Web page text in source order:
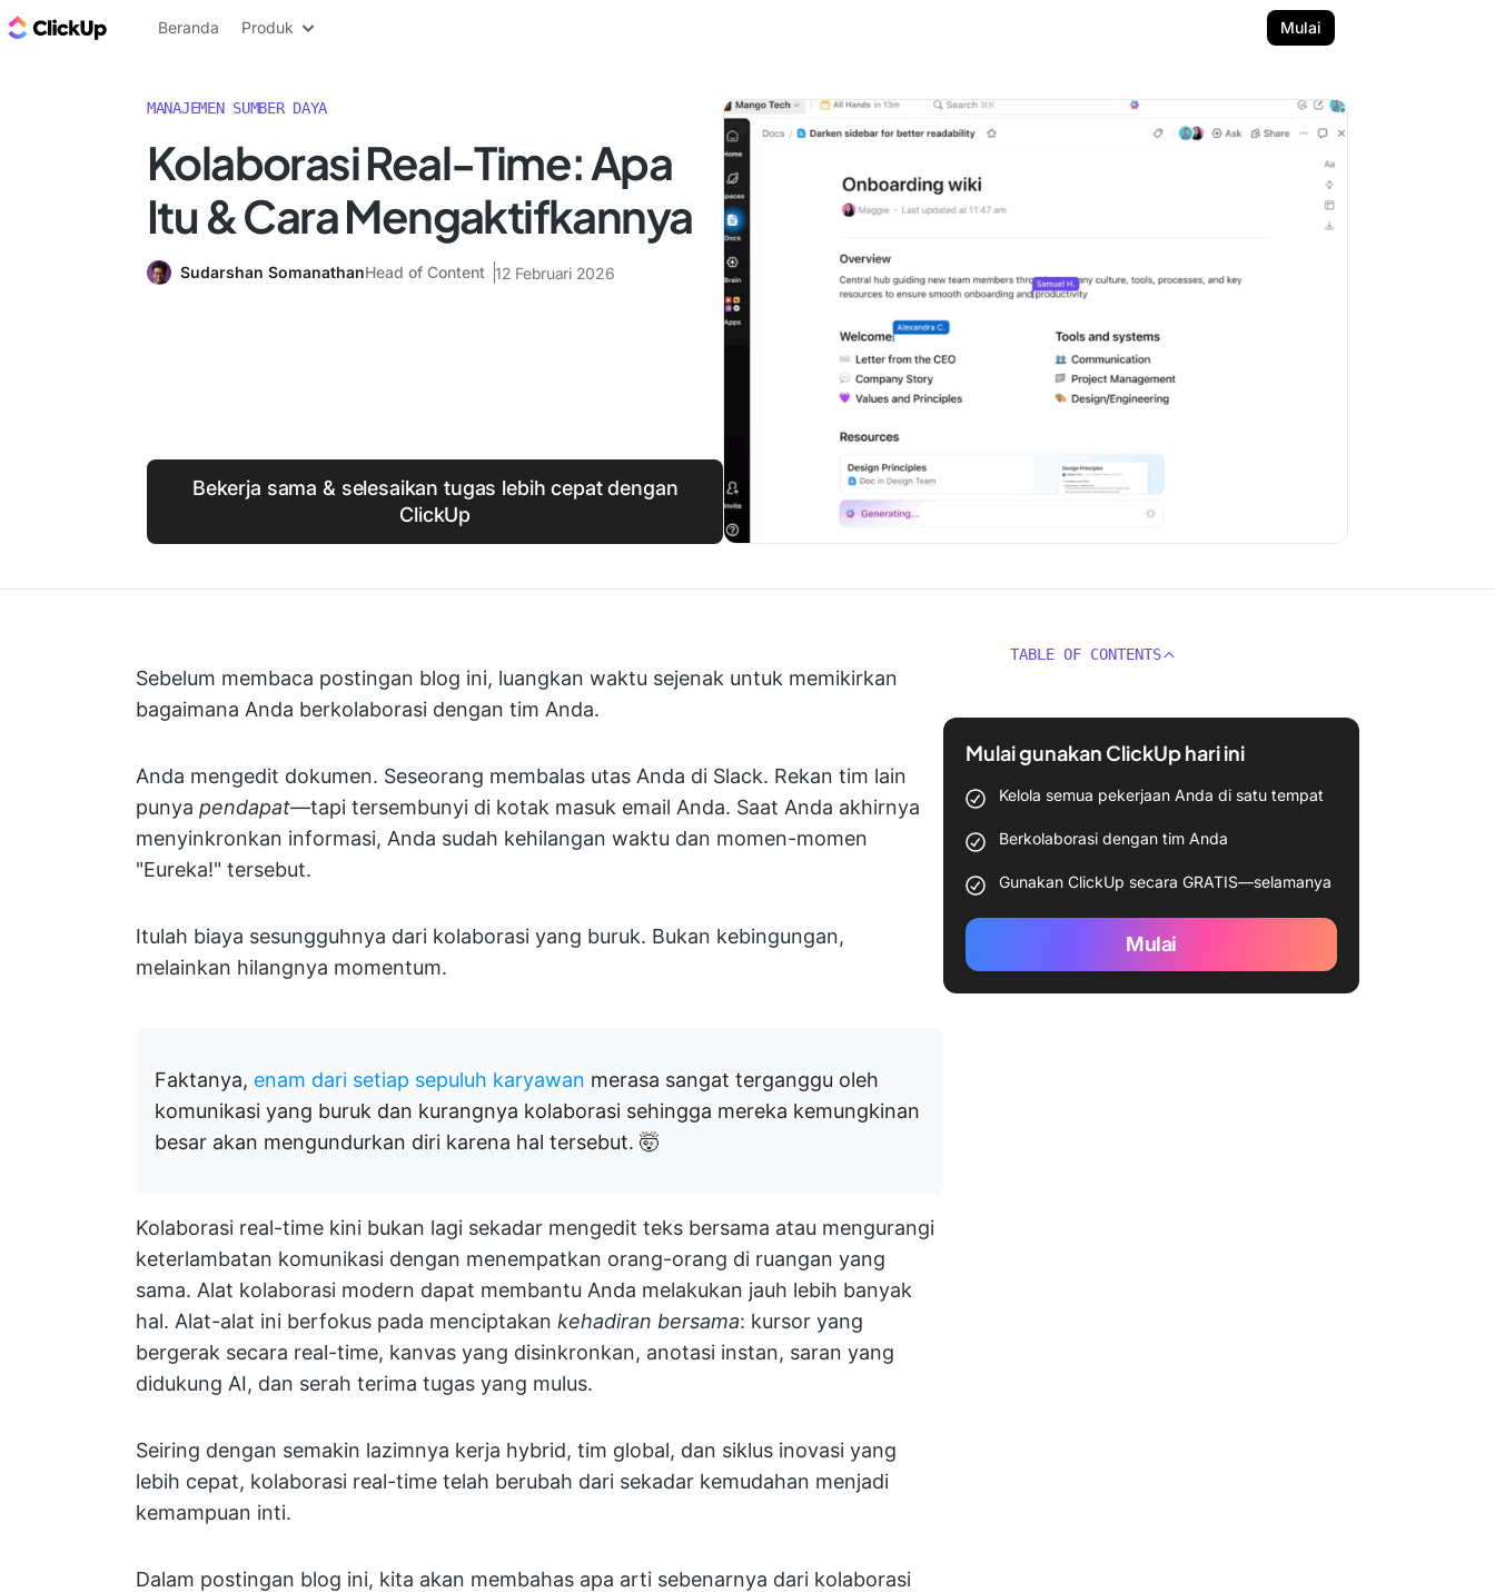
Blog ClickUp
Beranda Produk Mulai
MANAJEMEN SUMBER DAYA
Kolaborasi Real-Time: Apa
Itu & Cara Mengaktifkannya
Sudarshan SomanathanHead of Content 12 Februari 2026
Bekerja sama & selesaikan tugas lebih cepat dengan
ClickUp
Sebelum membaca postingan blog ini, luangkan waktu sejenak untuk memikirkan
bagaimana Anda berkolaborasi dengan tim Anda.
Anda mengedit dokumen. Seseorang membalas utas Anda di Slack. Rekan tim lain
punya pendapat—tapi tersembunyi di kotak masuk email Anda. Saat Anda akhirnya
menyinkronkan informasi, Anda sudah kehilangan waktu dan momen-momen
"Eureka!" tersebut.
Itulah biaya sesungguhnya dari kolaborasi yang buruk. Bukan kebingungan,
melainkan hilangnya momentum.
Faktanya, enam dari setiap sepuluh karyawan merasa sangat terganggu oleh
komunikasi yang buruk dan kurangnya kolaborasi sehingga mereka kemungkinan
besar akan mengundurkan diri karena hal tersebut. 🤯
Kolaborasi real-time kini bukan lagi sekadar mengedit teks bersama atau mengurangi
keterlambatan komunikasi dengan menempatkan orang-orang di ruangan yang
sama. Alat kolaborasi modern dapat membantu Anda melakukan jauh lebih banyak
hal. Alat-alat ini berfokus pada menciptakan kehadiran bersama: kursor yang
bergerak secara real-time, kanvas yang disinkronkan, anotasi instan, saran yang
didukung AI, dan serah terima tugas yang mulus.
Seiring dengan semakin lazimnya kerja hybrid, tim global, dan siklus inovasi yang
lebih cepat, kolaborasi real-time telah berubah dari sekadar kemudahan menjadi
kemampuan inti.
Dalam postingan blog ini, kita akan membahas apa arti sebenarnya dari kolaborasi
TABLE OF CONTENTS
Mulai gunakan ClickUp hari ini
Kelola semua pekerjaan Anda di satu tempat
Berkolaborasi dengan tim Anda
Gunakan ClickUp secara GRATIS—selamanya
Mulai